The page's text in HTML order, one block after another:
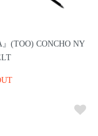
』(TOO) CONCHO NY